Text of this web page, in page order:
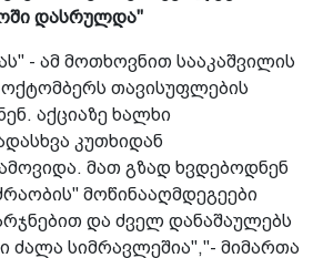
დასრულდა"
- ამ მოთხოვნით სააკაშვილის
ოქტომბერს თავისუფლების
აქციაზე ხალხი
კუთხიდან
მათ გზად ხვდებოდნენ
მოწინააღმდეგეები
და ძველ დანაშაულებს
ძალა სიმრავლეშია","- მიმართა